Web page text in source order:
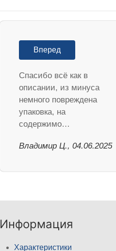
Вперед
Спасибо всё как в
описании, из минуса
немного повреждена
упаковка, на
содержимо…
Владимир Ц., 04.06.2025
Информация
Характеристики